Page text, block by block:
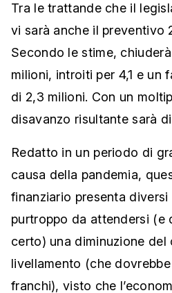
Tra le trattande che il
vi sarà anche il preventivo
Secondo le stime,
milioni, introiti per 4,1 e un
di 2,3 milioni. Con un
disavanzo risultante sarà
Redatto in un periodo di
causa della pandemia,
finanziario presenta
purtroppo da attendersi (e
certo) una diminuzione del
livellamento (che
franchi), visto che